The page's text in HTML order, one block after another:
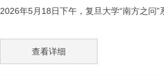
2026年5月18日下午，复旦大学“南方之问
查看详细